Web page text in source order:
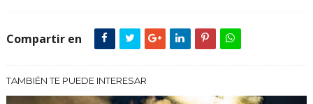
Compartir en
TAMBIÉN TE PUEDE INTERESAR